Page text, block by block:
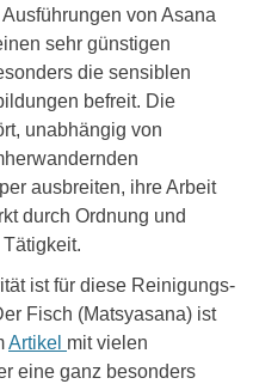
von Asana
sehr günstigen
die sensiblen
befreit. Die
unabhängig von
ausbreiten, ihre Arbeit
durch Ordnung und
ist für diese Reinigungs-
Fisch (Matsyasana) ist
Artikel mit vielen
eine ganz besonders